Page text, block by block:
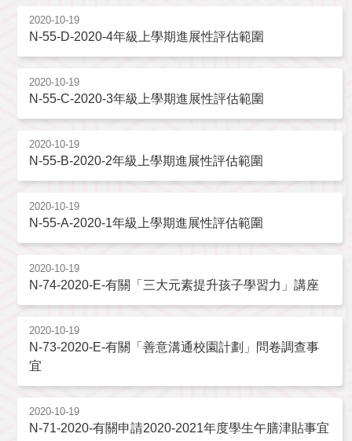
2020-10-19
N-55-D-2020-4年級上學期進展性評估範圍
2020-10-19
N-55-C-2020-3年級上學期進展性評估範圍
2020-10-19
N-55-B-2020-2年級上學期進展性評估範圍
2020-10-19
N-55-A-2020-1年級上學期進展性評估範圍
2020-10-19
N-74-2020-E-有關「三大元素提升孩子學習力」講座
2020-10-19
N-73-2020-E-有關「善意溝通校園計劃」問卷調查事
宜
2020-10-19
N-71-2020-有關申請2020-2021年度學生午膳津貼事宜